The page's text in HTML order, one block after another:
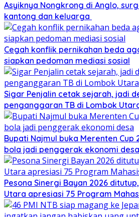
Asyiknya Nongkrong di Anglo,
kantong dan keluarga
Cegah konflik pernikahan beda
siapkan pedoman mediasi sosial
Sigar Penjalin cetak sejarah, jadi
penganggaran TB di Lombok
Bupati Najmul buka Merenten Cup
bola jadi penggerak ekonomi desa
Pesona Sinergi Bayan 2026
Utara apresiasi 75 Program